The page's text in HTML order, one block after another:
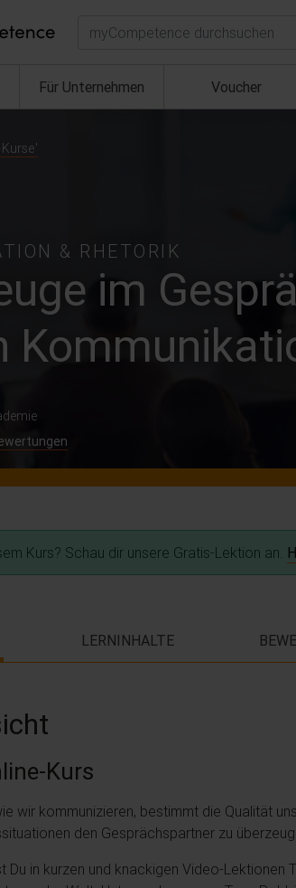
Suchen
Für Unternehmen Voucher
& RHETORIK
im
Kurs? Schau dir unsere Gratis-Lektion an.
LERNINHALTE
Kurs
wir kommunizieren, bestimmt die Qualität
den Gesprächspartner zu
Du in kurzen und knackigen Video-